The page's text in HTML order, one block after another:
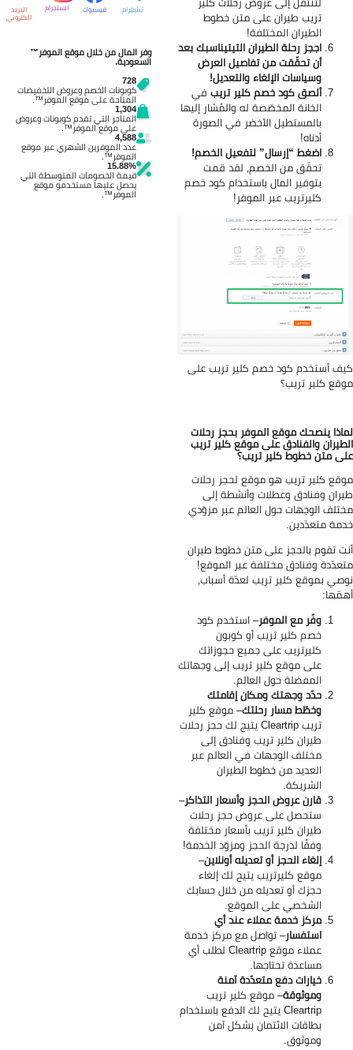
تريب طيران على متن خطوط
الطيران المختلفة!
اججز رحلة الطيران التيتيناسبك بعد
أن تحقّقت من تفاصيل العرض
وسياسات الإلغاء والتعديل!
ألصق كود خصم كلير تريبفي
الخانة المخصّصة له والمُشار إليها
بالمستطيل الأخضر في الصورة
أدناه!
اضغط “إرسال” لتفعيل الخصم!
تحقّق من الخصم، لقد قمت
بتوفير المال باستخدام كود خصم
كليرتريب عبر الموفر!
أستخدم كود خصم كلير تريب على
كلير تريب؟
ينصحك موقع الموفر بحجز رحلات
والفنادق على موقع كلير تريب
متن خطوط كلير تريب؟
كلير تريب هو موقع لحجز رحلات
وفنادق وعطلات وأنشطة إلى
الوجهات حول العالم عبر مزوّدي
متعدّدين.
تقوم بالحجز على متن خطوط طيران
وفنادق مختلفة عبر الموقع!
بموقع كلير تريب لعدّة أسباب،
وفّر مع الموفر– استخدم كود
خصم كلير تريب أو كوبون
كليرتريب على جميع حجوزاتك
على موقع كلير تريب إلى وجهاتك
المفضلة حول العالم.
حدّد وجهتك ومكان إقامتك
وخطّط مسار رحلتك– موقع كلير
تريب Cleartrip يتيح لك حجز رحلات
طيران كلير تريب وفنادق إلى
مختلف الوجهات في العالم عبر
العديد من خطوط الطيران
الشريكة.
قارن عروض الحجز وأسعار التذاكر–
ستحصل على عروض حجز رحلات
طيران كلير تريب بأسعار مختلفة
وفقًا لدرجة الحجز ومزوّد الخدمة!
إلغاء الحجز أو تعديله أونلاين–
موقع كليرتريب يتيح لك إلغاء
حجزك أو تعديله من خلال حسابك
الشخصي على الموقع.
مركز خدمة عملاء عند أي
استفسار–تواصل مع مركز خدمة
عملاء موقع Cleartrip لطلب أي
مساعدة تحتاجها.
خيارات دفع متعدّدة آمنة
وموثوقة– موقع كلير تريب
Cleartrip يتيح لك الدفع باستخدام
بطاقات الائتمان بشكل آمن
وموثوق.
تيليغرام فيسبوك انستجرام البريد
الكتروني
وفر المال من خلال موقع الموفر™
السعودية.
728
كوبونات الخصم وعروض التخفيضات
المتاحة على موقع الموفر™.
1,304
المتاجر التي تقدم كوبونات وعروض
على موقع الموفر™.
4,588
عدد الموفرين الشهري عبر موقع
الموفر™.
15.88%
قيمة الخصومات المتوسطة التي
يحصل عليها مستخدمو موقع
الموفر™.